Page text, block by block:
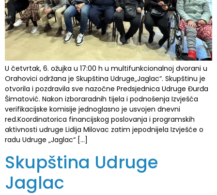
U četvrtak, 6. ožujka u 17:00 h u multifunkcionalnoj dvorani u
Orahovici održana je Skupština Udruge„Jaglac“. Skupštinu je
otvorila i pozdravila sve nazočne Predsjednica Udruge Đurđa
Šimatović. Nakon izboraradnih tijela i podnošenja Izvješća
verifikacijske komisije jednoglasno je usvojen dnevni
red.Koordinatorica financijskog poslovanja i programskih
aktivnosti udruge Lidija Milovac zatim jepodnijela Izvješće o
radu Udruge „Jaglac“ […]
Skupština Udruge
Jaglac